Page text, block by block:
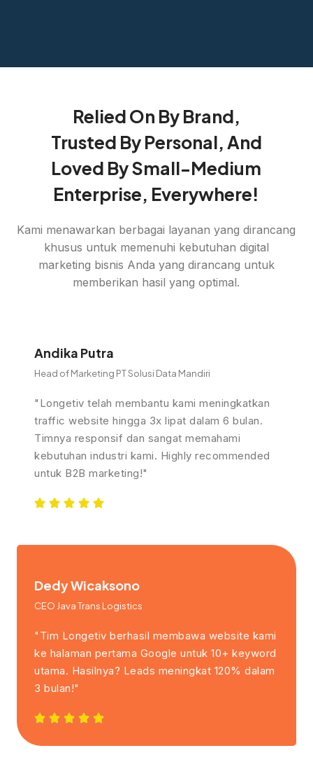
Relied On By Brand,
Trusted By Personal, And
Loved By Small-Medium
Enterprise, Everywhere!
Kami menawarkan berbagai layanan yang dirancang
khusus untuk memenuhi kebutuhan digital
marketing bisnis Anda yang dirancang untuk
memberikan hasil yang optimal.
Andika Putra
Head of Marketing PT Solusi Data Mandiri
"Longetiv telah membantu kami meningkatkan
traffic website hingga 3x lipat dalam 6 bulan.
Timnya responsif dan sangat memahami
kebutuhan industri kami. Highly recommended
untuk B2B marketing!"
Dedy Wicaksono
CEO Java Trans Logistics
"Tim Longetiv berhasil membawa website kami
ke halaman pertama Google untuk 10+ keyword
utama. Hasilnya? Leads meningkat 120% dalam
3 bulan!"